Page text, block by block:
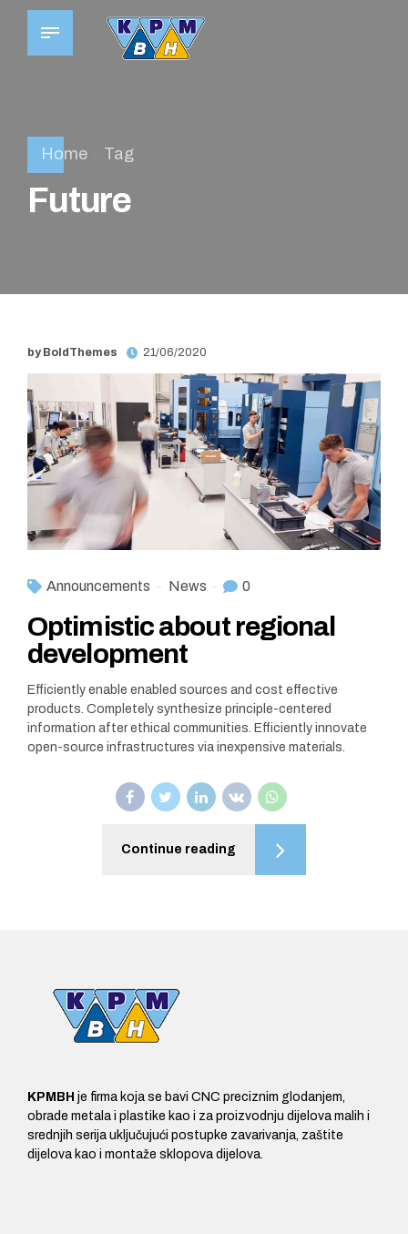
Home Tag
Future
by BoldThemes 21/06/2020
Announcements News 0
Optimistic about regional
development
Efficiently enable enabled sources and cost effective
products. Completely synthesize principle-centered
information after ethical communities. Efficiently innovate
open-source infrastructures via inexpensive materials.
Continue reading
KPMBH je firma koja se bavi CNC preciznim glodanjem,
obrade metala i plastike kao i za proizvodnju dijelova malih i
srednjih serija uključujući postupke zavarivanja, zaštite
dijelova kao i montaže sklopova dijelova.